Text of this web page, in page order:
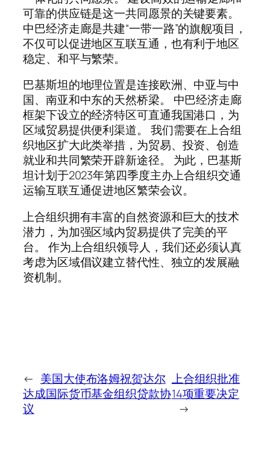
可靠的供应链是这一共同愿景的关键要素。
中巴经济走廊是共建“一带一路”的旗舰项目，
不仅可以促进地区互联互通，也有利于地区
稳定、和平与繁荣。
巴基斯坦的地理位置是连接欧洲、中亚与中
国、南亚和中东的天然桥梁。 中巴经济走廊
框架下设立的经济特区可直通我国港口，为
区域贸易提供便利渠道。 我们需要在上合组
织地区扩大此类举措，为贸易、投资、创造
就业和共同繁荣开辟新途径。 为此，巴基斯
坦计划于2023年第四季度主办上合组织交通
运输互联互通促进地区繁荣会议。
上合组织拥有丰富的自然资源和巨大的技术
潜力，为加强区域内贸易提供了完美的平
台。 作为上合组织领导人，我们还必须认真
考虑为区域倡议建立替代性、独立的发展融
资机制。
← 美国大使布洛姆祝贺达尔
达成国际货币基金组织贷款协
议
上合组织批准
14项重要决定
→